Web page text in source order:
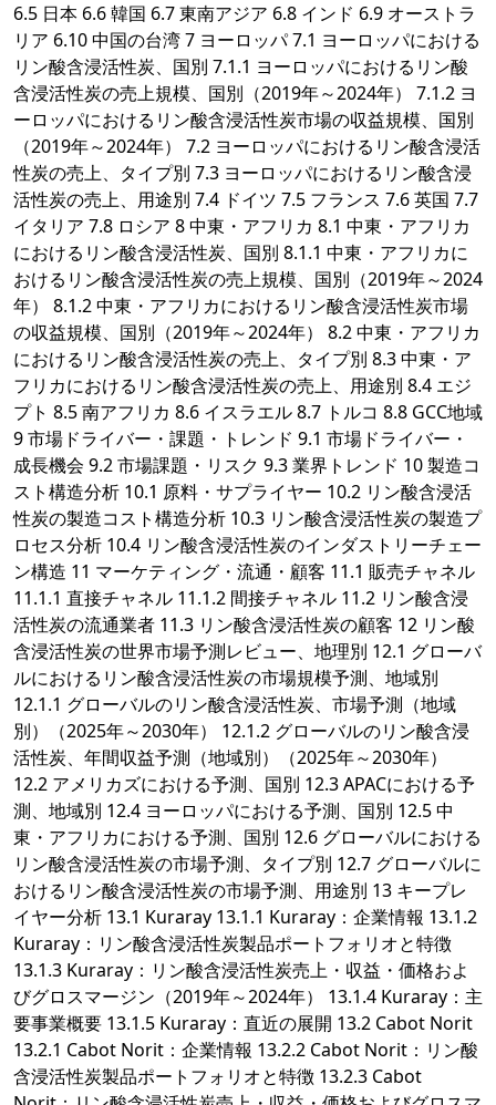
6.5 日本 6.6 韓国 6.7 東南アジア 6.8 インド 6.9 オーストラ
リア 6.10 中国の台湾 7 ヨーロッパ 7.1 ヨーロッパにおける
リン酸含浸活性炭、国別 7.1.1 ヨーロッパにおけるリン酸
含浸活性炭の売上規模、国別（2019年～2024年） 7.1.2 ヨ
ーロッパにおけるリン酸含浸活性炭市場の収益規模、国別
（2019年～2024年） 7.2 ヨーロッパにおけるリン酸含浸活
性炭の売上、タイプ別 7.3 ヨーロッパにおけるリン酸含浸
活性炭の売上、用途別 7.4 ドイツ 7.5 フランス 7.6 英国 7.7
イタリア 7.8 ロシア 8 中東・アフリカ 8.1 中東・アフリカ
におけるリン酸含浸活性炭、国別 8.1.1 中東・アフリカに
おけるリン酸含浸活性炭の売上規模、国別（2019年～2024
年） 8.1.2 中東・アフリカにおけるリン酸含浸活性炭市場
の収益規模、国別（2019年～2024年） 8.2 中東・アフリカ
におけるリン酸含浸活性炭の売上、タイプ別 8.3 中東・ア
フリカにおけるリン酸含浸活性炭の売上、用途別 8.4 エジ
プト 8.5 南アフリカ 8.6 イスラエル 8.7 トルコ 8.8 GCC地域
9 市場ドライバー・課題・トレンド 9.1 市場ドライバー・
成長機会 9.2 市場課題・リスク 9.3 業界トレンド 10 製造コ
スト構造分析 10.1 原料・サプライヤー 10.2 リン酸含浸活
性炭の製造コスト構造分析 10.3 リン酸含浸活性炭の製造プ
ロセス分析 10.4 リン酸含浸活性炭のインダストリーチェー
ン構造 11 マーケティング・流通・顧客 11.1 販売チャネル
11.1.1 直接チャネル 11.1.2 間接チャネル 11.2 リン酸含浸
活性炭の流通業者 11.3 リン酸含浸活性炭の顧客 12 リン酸
含浸活性炭の世界市場予測レビュー、地理別 12.1 グローバ
ルにおけるリン酸含浸活性炭の市場規模予測、地域別
12.1.1 グローバルのリン酸含浸活性炭、市場予測（地域
別）（2025年～2030年） 12.1.2 グローバルのリン酸含浸
活性炭、年間収益予測（地域別）（2025年～2030年）
12.2 アメリカズにおける予測、国別 12.3 APACにおける予
測、地域別 12.4 ヨーロッパにおける予測、国別 12.5 中
東・アフリカにおける予測、国別 12.6 グローバルにおける
リン酸含浸活性炭の市場予測、タイプ別 12.7 グローバルに
おけるリン酸含浸活性炭の市場予測、用途別 13 キープレ
イヤー分析 13.1 Kuraray 13.1.1 Kuraray：企業情報 13.1.2
Kuraray：リン酸含浸活性炭製品ポートフォリオと特徴
13.1.3 Kuraray：リン酸含浸活性炭売上・収益・価格およ
びグロスマージン（2019年～2024年） 13.1.4 Kuraray：主
要事業概要 13.1.5 Kuraray：直近の展開 13.2 Cabot Norit
13.2.1 Cabot Norit：企業情報 13.2.2 Cabot Norit：リン酸
含浸活性炭製品ポートフォリオと特徴 13.2.3 Cabot